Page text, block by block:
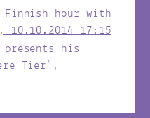
hour with
10.10.2014 17:15
presents his
Tier“,